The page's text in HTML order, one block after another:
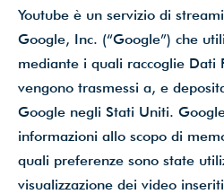
Youtube è un servizio di
Google, Inc. (“Google”) che
mediante i quali raccoglie Dati
vengono trasmessi a, e
Google negli Stati Uniti.
informazioni allo scopo di
quali preferenze sono state
visualizzazione dei video